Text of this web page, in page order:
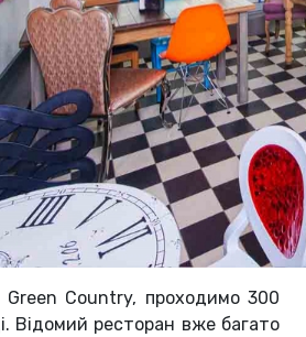
Green Country, проходимо 300
Відомий ресторан вже багато